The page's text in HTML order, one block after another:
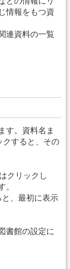
情報をもつ資
連資料の一覧
す。資料名ま
クすると、その
クリックし
。
、最初に表示
書館の設定に